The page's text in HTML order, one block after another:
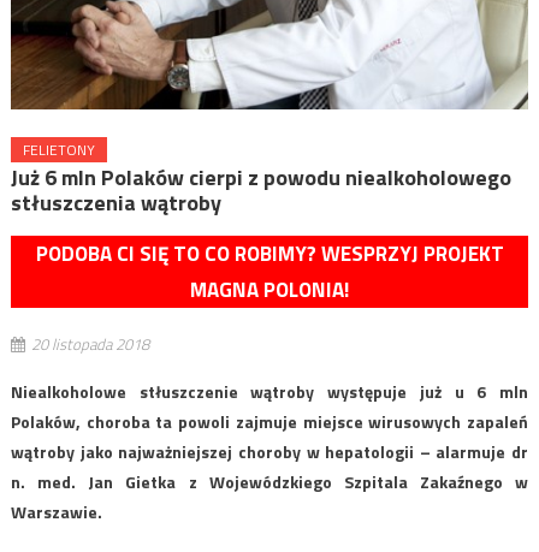
FELIETONY
Już 6 mln Polaków cierpi z powodu niealkoholowego
stłuszczenia wątroby
PODOBA CI SIĘ TO CO ROBIMY? WESPRZYJ PROJEKT
MAGNA POLONIA!
20 listopada 2018
Niealkoholowe stłuszczenie wątroby występuje już u 6 mln
Polaków, choroba ta powoli zajmuje miejsce wirusowych zapaleń
wątroby jako najważniejszej choroby w hepatologii – alarmuje dr
n. med. Jan Gietka z Wojewódzkiego Szpitala Zakaźnego w
Warszawie.